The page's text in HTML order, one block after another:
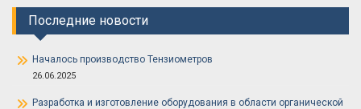
Последние новости
Началось производство Тензиометров
26.06.2025
Разработка и изготовление оборудования в области органической